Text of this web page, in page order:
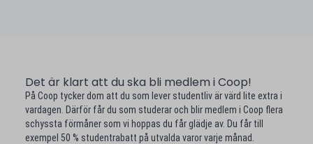
Det är klart att du ska bli medlem i Coop!
På Coop tycker dom att du som lever studentliv är värd lite extra i
vardagen. Därför får du som studerar och blir medlem i Coop flera
schyssta förmåner som vi hoppas du får glädje av. Du får till
exempel 50 % studentrabatt på utvalda varor varje månad.